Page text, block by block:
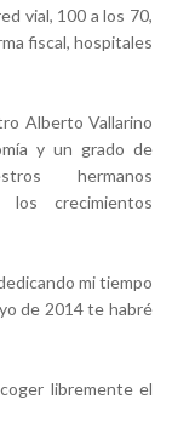
vial, 100 a los 70,
fiscal, hospitales
Alberto Vallarino
y un grado de
hermanos
los crecimientos
mi tiempo
de 2014 te habré
libremente el